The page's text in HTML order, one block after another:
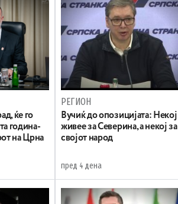
ќе го
година-
на Црна
РЕГИОН
Вучиќ до опозицијата: Некој
живее за Северина, а некој за
својот народ
пред 4 дена